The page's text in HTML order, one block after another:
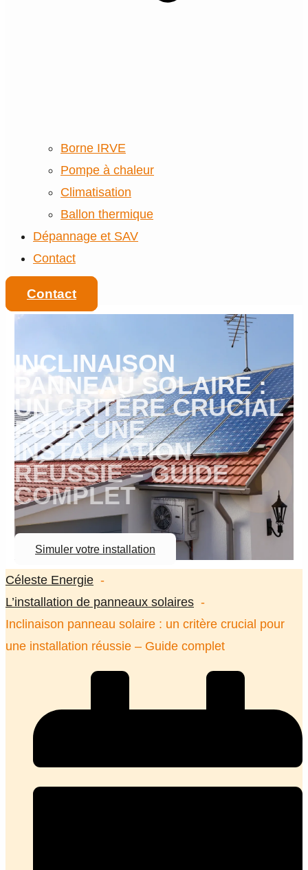
Borne IRVE
Pompe à chaleur
Climatisation
Ballon thermique
Dépannage et SAV
Contact
Contact
INCLINAISON
PANNEAU SOLAIRE :
UN CRITÈRE CRUCIAL
POUR UNE
INSTALLATION
RÉUSSIE – GUIDE
COMPLET
Simuler votre installation
Céleste Energie
L’installation de panneaux solaires
Inclinaison panneau solaire : un critère crucial pour
une installation réussie – Guide complet